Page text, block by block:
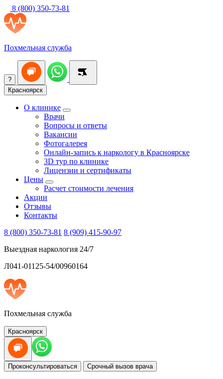
8 (800) 350-73-81
Похмельная служба
?
Красноярск
О клинике
Врачи
Вопросы и ответы
Вакансии
Фотогалерея
Онлайн-запись к наркологу в Красноярске
3D тур по клинике
Лицензии и сертификаты
Цены
Расчет стоимости лечения
Акции
Отзывы
Контакты
8 (800) 350-73-81 8 (909) 415-90-97
Выездная наркология 24/7
Л041-01125-54/00960164
Похмельная служба
Красноярск
Проконсультироваться Срочный вызов врача